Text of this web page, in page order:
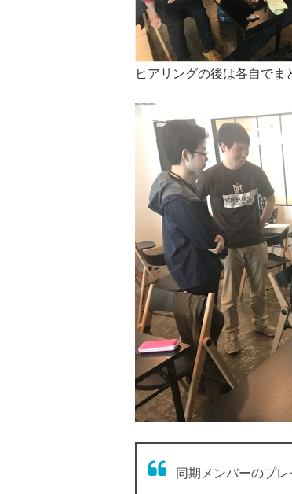
ヒアリングの後は各自でま
同期メンバーのプ